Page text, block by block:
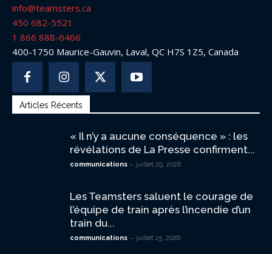
info@teamsters.ca
450 682-5521
1 866 888-6466
400-1750 Maurice-Gauvin, Laval, QC H7S 1Z5, Canada
Articles Récents
« Il n’y a aucune conséquence » : les
révélations de La Presse confirment...
communications - juillet 29, 2026
Les Teamsters saluent le courage de
l’équipe de train après l’incendie d’un
train du...
communications - juillet 15, 2026